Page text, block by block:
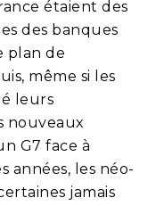
étaient des
des banques
plan de
même si les
leurs
nouveaux
G7 face à
années, les néo-
jamais